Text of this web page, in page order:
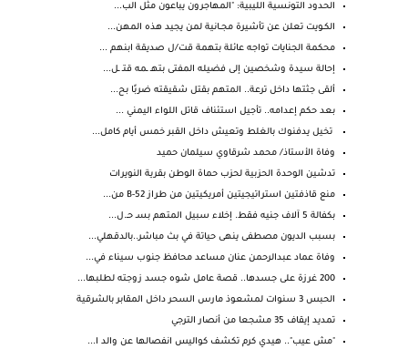
الحدود التونسية الليبية: "المهاجرون يباعون مثل الب...
الكـويت تعلن عن تأشيرة مجــانية لمن يجيد هذه المهن...
محكمة الجنايات تواجه عائلة بتهمة قت/ل صديقة ابنهم ...
إحالة سيدة وشخصين إلى فضيله المفتى بتهـ ـمه قتـ ـل...
ألقى جثتها داخل ترعة.. المتهم بقتل شقيقته ضربًا بح...
بعد حكم إعدامه.. تأجيل استئناف قاتل اللواء اليمني ...
تخيل يدفنوك بالغلط وتعيش داخل القبر خمس أيام كامل...
وفاة الأستاذ/ محمد شرقاوي سيلمان حميد
تدشين الوحدة الحزبية لحزب حماة الوطن بقرية النويرات
منع قاذفتين استراتيجيتين أمريكيتين من طراز B-52 من...
بكفالة 5 آلاف جنيه فقط. إخلاء سبيل المتهم بسـ حـ.ل...
بسبب الديون مصطفى ينهى حياتة في بث مباشر..بالدقهلي...
وفاة عماد عبدالرحمن عنان مساعد محافظ جنوب سيناء في...
200 غرزة على جسدها.. قصة عامل شوه جسد زوجته لطلبها...
الحبس 3 سنوات لمشعوذ مارس السحر داخل المقابر بالشرقية
تمديد إيقاف 35 مشجعا من أنصار الترجي
"مش عيب".. هيدي كرم تكشف كواليس انفصالها عن والد ا...